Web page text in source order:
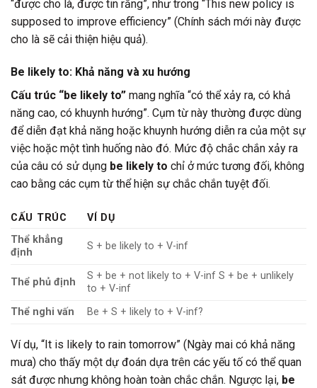
“được cho là, được tin rằng”, như trong “This new policy is
supposed to improve efficiency” (Chính sách mới này được
cho là sẽ cải thiện hiệu quả).
Be likely to: Khả năng và xu hướng
Cấu trúc “be likely to” mang nghĩa “có thể xảy ra, có khả
năng cao, có khuynh hướng”. Cụm từ này thường được dùng
để diễn đạt khả năng hoặc khuynh hướng diễn ra của một sự
việc hoặc một tình huống nào đó. Mức độ chắc chắn xảy ra
của câu có sử dụng be likely to chỉ ở mức tương đối, không
cao bằng các cụm từ thể hiện sự chắc chắn tuyệt đối.
CẤU TRÚC
VÍ DỤ
Thể khẳng
định
S + be likely to + V-inf
Thể phủ định
S + be + not likely to + V-inf S + be + unlikely
to + V-inf
Thể nghi vấn
Be + S + likely to + V-inf?
Ví dụ, “It is likely to rain tomorrow” (Ngày mai có khả năng
mưa) cho thấy một dự đoán dựa trên các yếu tố có thể quan
sát được nhưng không hoàn toàn chắc chắn. Ngược lại, be